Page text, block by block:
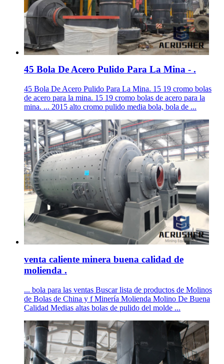
45 Bola De Acero Pulido Para La Mina - .
45 Bola De Acero Pulido Para La Mina. 15 19 cromo bolas
de acero para la mina. 15 19 cromo bolas de acero para la
mina. ... 2015 alto cromo pulido media bola, bola de ...
venta caliente minera buena calidad de
molienda .
... bola para las ventas Buscar lista de productos de Molinos
de Bolas de China y f Minería Molienda Molino De Buena
Calidad Medias altas bolas de pulido del molde ...